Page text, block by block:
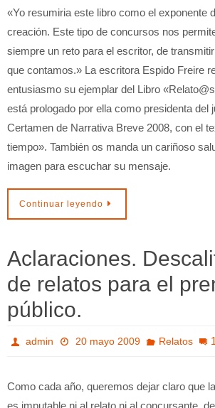
«Yo resumiria este libro como el exponente
creación. Este tipo de concursos nos
siempre un reto para el escritor, de
que contamos.» La escritora Espido Freire
entusiasmo su ejemplar del Libro
está prologado por ella como presidenta del
Certamen de Narrativa Breve 2008, con el
tiempo». También os manda un cariñoso
imagen para escuchar su mensaje.
Continuar leyendo
Aclaraciones.
de relatos para el
público.
admin 20 mayo 2009 Relatos 1
Como cada año, queremos dejar claro que